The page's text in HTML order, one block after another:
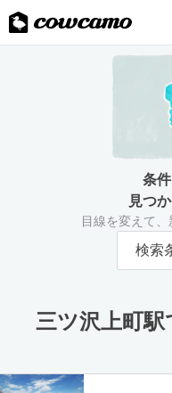
条
見つ
目線を変えて
検索
三ツ沢上町